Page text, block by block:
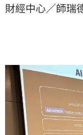
業邊緣運算金礦。
財經中心／師瑞